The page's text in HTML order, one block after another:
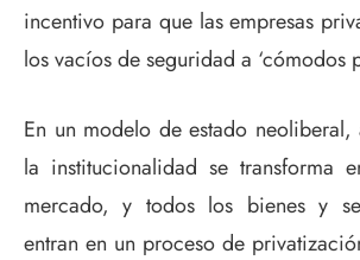
incentivo para que las empresas
los vacíos de seguridad a ‘cómodos
En un modelo de estado neoliberal,
la institucionalidad se transforma
mercado, y todos los bienes y
entran en un proceso de